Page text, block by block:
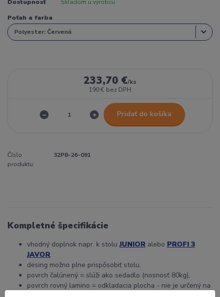
Dostupnosť Skladom u výrobcu
Poťah a farba
233,70 €/ks
190 € bez DPH
Pridať do košíka
Číslo
produktu:
32P8-26-091
Kompletné špecifikácie
vhodný doplnok napr. k stolu JUNIOR alebo PROFI 3
JAVOR,
desing možno plne prispôsobiť stolu,
povrch čalúnený = slúži ako sedadlo (nosnosť 80kg),
povrch rovný lamino = odkladacia plocha - nie je určený na